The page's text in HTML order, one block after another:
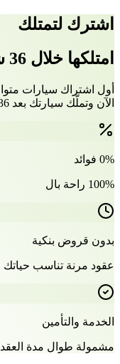
اشترك لتمتلك
امتلكها خلال 36 شهرًا
الآن وتملّك سيارتك بعد 36 شهرًا
0% فوائد
100% راحة بال
بدون قروض بنكية
عقود مرنة تناسب حياتك
الخدمة والتأمين
مشمولة طوال مدة العقد